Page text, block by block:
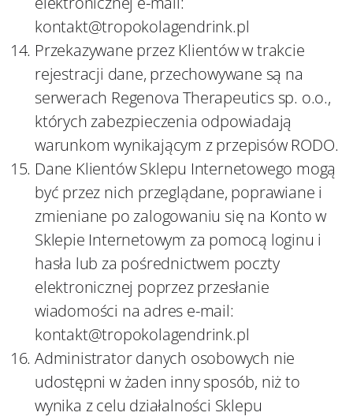
kontakt@tropokolagendrink.pl
Przekazywane przez Klientów w trakcie
rejestracji dane, przechowywane są na
serwerach Regenova Therapeutics sp. o.o.,
których zabezpieczenia odpowiadają
warunkom wynikającym z przepisów RODO.
Dane Klientów Sklepu Internetowego mogą
być przez nich przeglądane, poprawiane i
zmieniane po zalogowaniu się na Konto w
Sklepie Internetowym za pomocą loginu i
hasła lub za pośrednictwem poczty
elektronicznej poprzez przesłanie
wiadomości na adres e-mail:
kontakt@tropokolagendrink.pl
Administrator danych osobowych nie
udostępni w żaden inny sposób, niż to
wynika z celu działalności Sklepu